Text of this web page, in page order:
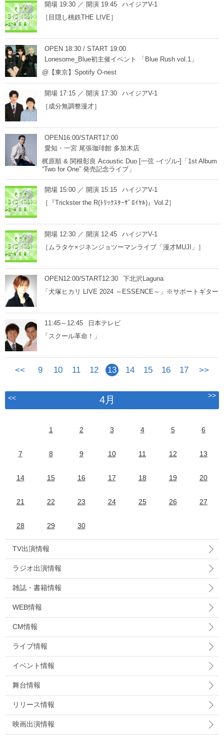
開場 19:30 ／ 開演 19:45
ハイジアV-1
［目隠し桃鉄THE LIVE］
OPEN 18:30 / START 19:00
Lonesome_Blue初主催イベント 「Blue Rush vol.1」
@【東京】Spotify O-nest
開場 17:15 ／ 開演 17:30
ハイジアV-1
［成分無調整漫才］
OPEN16:00/START17:00
愛知・一宮 尾張珈琲館 多加木店
梶原順 & 関根彰良 Acoustic Duo [一弦 -イヅル-]「1st Album
“Two for One” 発売記念ライブ」
開場 15:00 ／ 開演 15:15
ハイジアV-1
［『Trickster the R(ﾄﾘｯｸｽﾀｰｻﾞﾛｲﾔﾙ)』Vol.2］
開場 12:30 ／ 開演 12:45
ハイジアV-1
［ムラタケ×ジネンジョツーマンライブ「漫才MUJI」］
OPEN12:00/START12:30
下北沢Laguna
「犬塚ヒカリ LIVE 2024 ～ESSENCE～」※サポートギター
11:45～12:45
日本テレビ
「スクール革命！」
<< 9 10 11 12 13 14 15 16 17 >>
<< 4月 >>
1 2 3 4 5 6
7 8 9 10 11 12 13
14 15 16 17 18 19 20
21 22 23 24 25 26 27
28 29 30
TV出演情報
ラジオ出演情報
雑誌・書籍情報
WEB情報
CM情報
ライブ情報
イベント情報
舞台情報
リリース情報
映画出演情報